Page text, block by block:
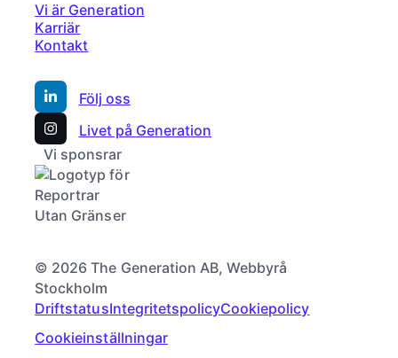
Vi är Generation
Karriär
Kontakt
Följ oss
Livet på Generation
Vi sponsrar
© 2026 The Generation AB, Webbyrå
Stockholm
DriftstatusIntegritetspolicyCookiepolicy
Cookieinställningar